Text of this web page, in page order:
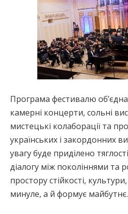
Програма фестивалю
камерні концерти, сольні
мистецькі колаборації та
українських і закордонних
увагу буде приділено
діалогу між поколіннями та
простору стійкості,
минуле, а й формує майбутнє.